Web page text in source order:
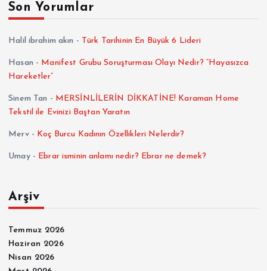
Son Yorumlar
Halil ibrahim akın - Türk Tarihinin En Büyük 6 Lideri
Hasan - Manifest Grubu Soruşturması Olayı Nedir? “Hayasızca
Hareketler”
Sinem Tan - MERSİNLİLERİN DİKKATİNE! Karaman Home
Tekstil ile Evinizi Baştan Yaratın
Merv- Koç Burcu Kadının Özellikleri Nelerdir?
Umay- Ebrar isminin anlamı nedir? Ebrar ne demek?
Arşiv
Temmuz 2026
Haziran 2026
Nisan 2026